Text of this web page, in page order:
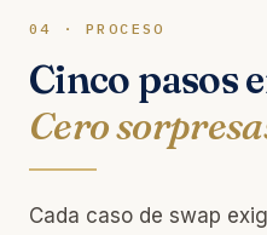
04 · PROCESO
Cinco pasos
Cero
Cada caso de swap